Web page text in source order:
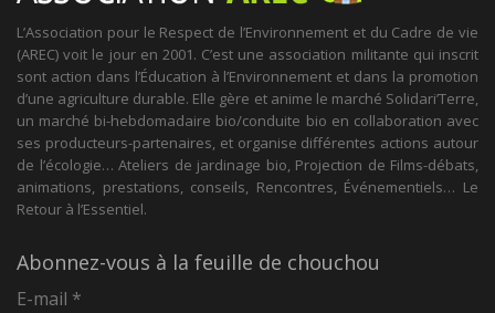
L’Association pour le Respect de l’Environnement et du Cadre de vie
(AREC) voit le jour en 2001. C’est une association militante qui inscrit
sont action dans l’Éducation à l’Environnement et dans la promotion
d’une agriculture durable. Elle gère et anime le marché Solidari’Terre,
un marché bi-hebdomadaire bio/conduite bio en collaboration avec
ses producteurs-partenaires, et organise différentes actions autour
de l’écologie… Ateliers de jardinage bio, Projection de Films-débats,
animations, prestations, conseils, Rencontres, Événementiels… Le
Retour à l’Essentiel.
Abonnez-vous à la feuille de chouchou
E-mail *